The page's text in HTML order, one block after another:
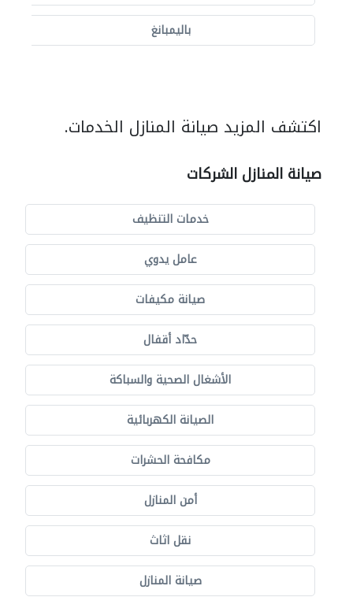
باليمبانغ
اكتشف المزيد صيانة المنازل الخدمات.
صيانة المنازل الشركات
خدمات التنظيف
عامل يدوي
صيانة مكيفات
حدّاد أقفال
الأشغال الصحية والسباكة
الصيانة الكهربائية
مكافحة الحشرات
أمن المنازل
نقل اثاث
صيانة المنازل